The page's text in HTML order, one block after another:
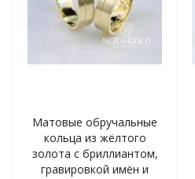
Матовые обручальные
кольца из жёлтого
золота с бриллиантом,
гравировкой имён и